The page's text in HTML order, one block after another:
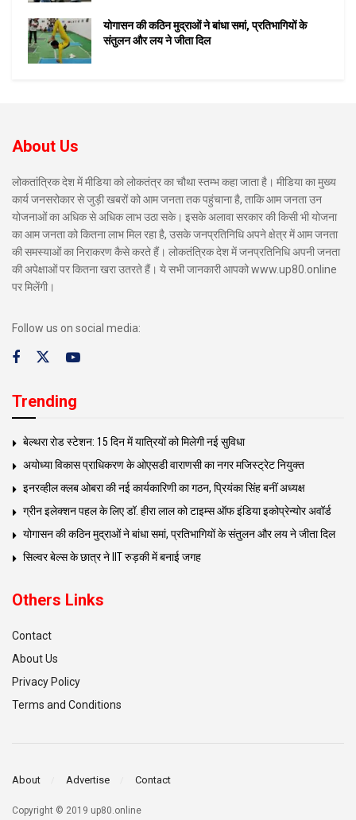
योगासन की कठिन मुद्राओं ने बांधा समां, प्रतिभागियों के
संतुलन और लय ने जीता दिल
About Us
लोकतांत्रिक देश में मीडिया को लोकतंत्र का चौथा स्तम्भ कहा जाता है। मीडिया का मुख्य
कार्य जनसरोकार से जुड़ी खबरों को आम जनता तक पहुंचाना है, ताकि आम जनता उन
योजनाओं का अधिक से अधिक लाभ उठा सके। इसके अलावा सरकार की किसी भी योजना
का आम जनता को कितना लाभ मिल रहा है, उसके जनप्रतिनिधि अपने क्षेत्र में आम जनता
की समस्याओं का निराकरण कैसे करते हैं। लोकतंत्रिक देश में जनप्रतिनिधि अपनी जनता
की अपेक्षाओं पर कितना खरा उतरते हैं। ये सभी जानकारी आपको www.up80.online
पर मिलेंगी।
Follow us on social media:
Trending
बेल्थरा रोड स्टेशन: 15 दिन में यात्रियों को मिलेगी नई सुविधा
अयोध्या विकास प्राधिकरण के ओएसडी वाराणसी का नगर मजिस्ट्रेट नियुक्त
इनरव्हील क्लब ओबरा की नई कार्यकारिणी का गठन, प्रियंका सिंह बनीं अध्यक्ष
ग्रीन इलेक्शन पहल के लिए डॉ. हीरा लाल को टाइम्स ऑफ इंडिया इकोप्रेन्योर अवॉर्ड
योगासन की कठिन मुद्राओं ने बांधा समां, प्रतिभागियों के संतुलन और लय ने जीता दिल
सिल्वर बेल्स के छात्र ने IIT रुड़की में बनाई जगह
Others Links
Contact
About Us
Privacy Policy
Terms and Conditions
About Advertise Contact
Copyright © 2019 up80.online